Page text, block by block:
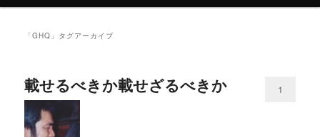
「GHQ 」タグアーカイブ
載せるべきか載せざるべきか 1